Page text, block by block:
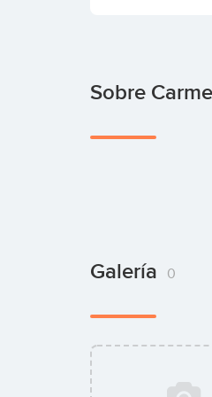
Sobre
Galería 0